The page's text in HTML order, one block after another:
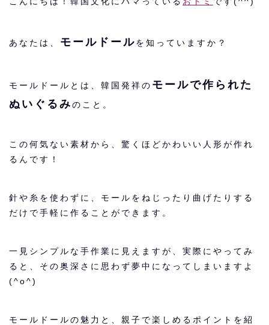
あなたは、 モールドールを知っていますか？
モールドールとは、韓国発祥の モールで作られた
ぬいぐるみのこと。
この何気ない素材から、驚くほどかわいい人形が作れ
るんです！
針や糸を使わずに、モールをねじったり曲げたりする
だけで手軽に作ることができます。
一見シンプルな手作業に見えますが、実際にやってみ
ると、その奥深さに思わず夢中になってしまいますよ
(^o^)
モールドールの魅力と、親子で楽しめるポイントを紹